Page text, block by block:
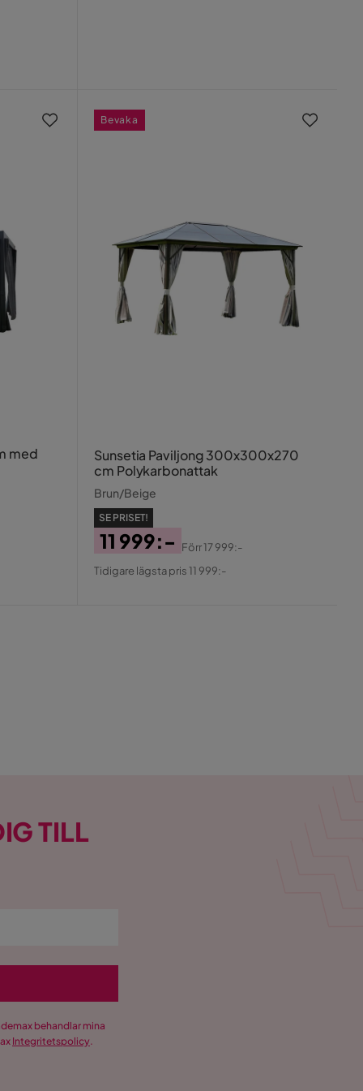
med
Sunsetia Paviljong 300x300x270
cm Polykarbonattak
Brun/Beige
SE PRISET!
Pris
11 999:-
Original
Förr17 999:-
Tidigare lägsta pris 11 999:-
Bevaka
TILL
behandlar mina
Integritetspolicy.